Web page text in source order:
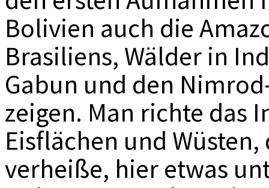
Bolivien auch die
Brasiliens, Wälder in
Gabun und den
zeigen. Man richte das
Eisflächen und
verheiße, hier etwas